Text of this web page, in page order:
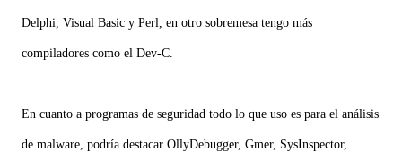
Delphi, Visual Basic y Perl, en otro sobremesa tengo más
compiladores como el Dev-C.
En cuanto a programas de seguridad todo lo que uso es para el análisis
de malware, podría destacar OllyDebugger, Gmer, SysInspector,